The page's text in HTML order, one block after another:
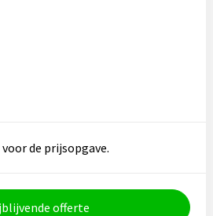
de prijsopgave.
offerte